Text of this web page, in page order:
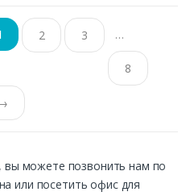
2 3 …
8
вы можете позвонить нам по
или посетить офис для